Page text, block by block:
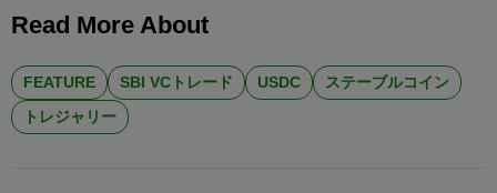
Read More About
FEATURE SBI VCトレード USDC
ステーブルコイン
トレジャリー